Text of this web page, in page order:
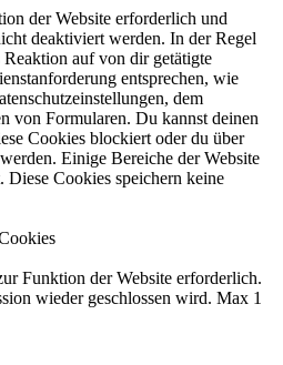
der Website erforderlich und
deaktiviert werden. In der Regel
auf von dir getätigte
entsprechen, wie
dem
von Formularen. Du kannst deinen
Cookies blockiert oder du über
Einige Bereiche der Website
Cookies speichern keine
Funktion der Website erforderlich.
wieder geschlossen wird. Max 1